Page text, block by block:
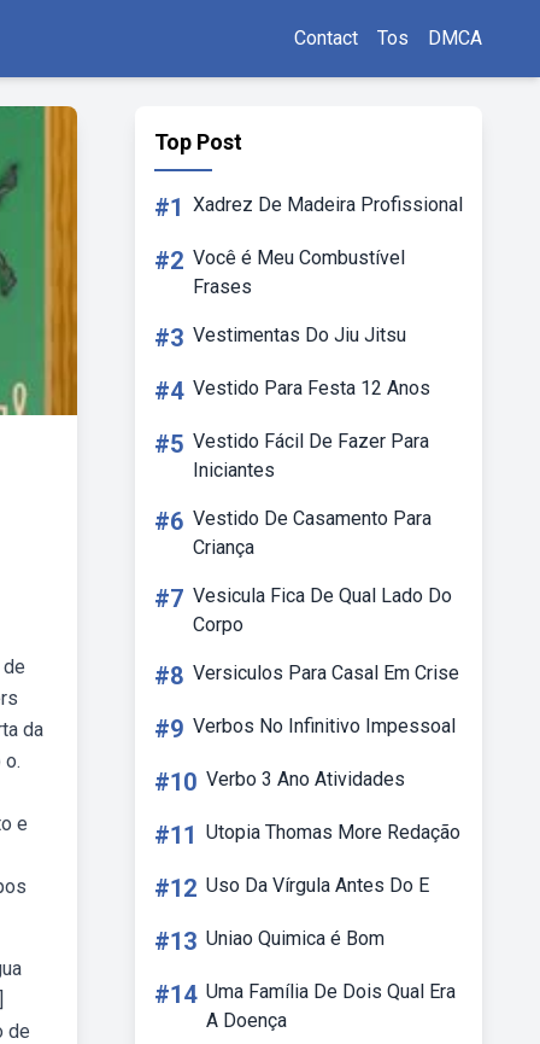
Contact Tos DMCA
da
e
de
Top Post
#1 Xadrez De Madeira Profissional
#2 Você é Meu Combustível
Frases
#3 Vestimentas Do Jiu Jitsu
#4 Vestido Para Festa 12 Anos
#5 Vestido Fácil De Fazer Para
Iniciantes
#6 Vestido De Casamento Para
Criança
#7 Vesicula Fica De Qual Lado Do
Corpo
#8 Versiculos Para Casal Em Crise
#9 Verbos No Infinitivo Impessoal
#10 Verbo 3 Ano Atividades
#11 Utopia Thomas More Redação
#12 Uso Da Vírgula Antes Do E
#13 Uniao Quimica é Bom
#14 Uma Família De Dois Qual Era
A Doença